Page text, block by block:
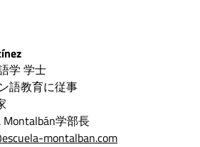
学 学士
語教育に従事
Montalbán学部長
montalban.com